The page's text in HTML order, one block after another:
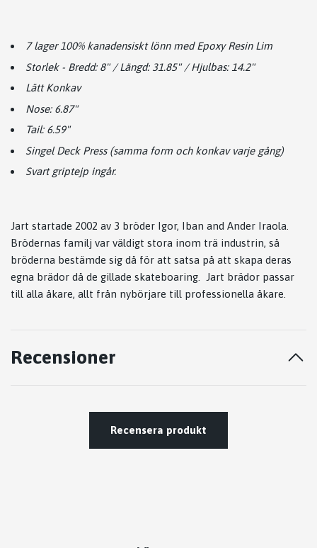
7 lager 100% kanadensiskt lönn med Epoxy Resin Lim
Storlek - Bredd: 8" / Längd: 31.85" / Hjulbas: 14.2"
Lätt Konkav
Nose: 6.87"
Tail: 6.59"
Singel Deck Press (samma form och konkav varje gång)
Svart griptejp ingår.
Jart startade 2002 av 3 bröder Igor, Iban and Ander Iraola.
Brödernas familj var väldigt stora inom trä industrin, så
bröderna bestämde sig då för att satsa på att skapa deras
egna brädor då de gillade skateboaring. Jart brädor passar
till alla åkare, allt från nybörjare till professionella åkare.
Recensioner
Recensera produkt